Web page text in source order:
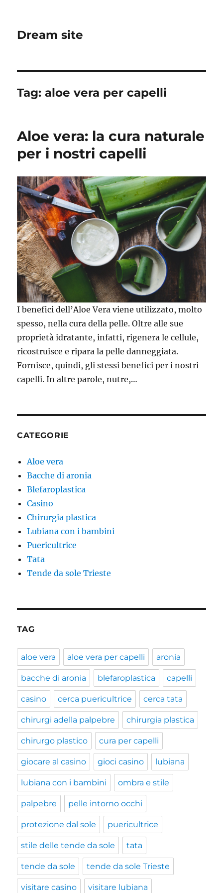
Dream site
Tag:aloe vera per capelli
Aloe vera: la cura naturale
per i nostri capelli
I benefici dell’Aloe Vera viene utilizzato, molto
spesso, nella cura della pelle. Oltre alle sue
proprietà idratante, infatti, rigenera le cellule,
ricostruisce e ripara la pelle danneggiata.
Fornisce, quindi, gli stessi benefici per i nostri
capelli. In altre parole, nutre,…
CATEGORIE
Aloe vera
Bacche di aronia
Blefaroplastica
Casino
Chirurgia plastica
Lubiana con i bambini
Puericultrice
Tata
Tende da sole Trieste
TAG
aloe vera aloe vera per capelli aronia
bacche di aronia blefaroplastica capelli
casino cerca puericultrice cerca tata
chirurgi adella palpebre chirurgia plastica
chirurgo plastico cura per capelli
giocare al casino gioci casino lubiana
lubiana con i bambini ombra e stile
palpebre pelle intorno occhi
protezione dal sole puericultrice
stile delle tende da sole tata
tende da sole tende da sole Trieste
visitare casino visitare lubiana